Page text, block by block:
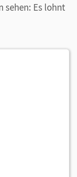
sehen: Es lohnt